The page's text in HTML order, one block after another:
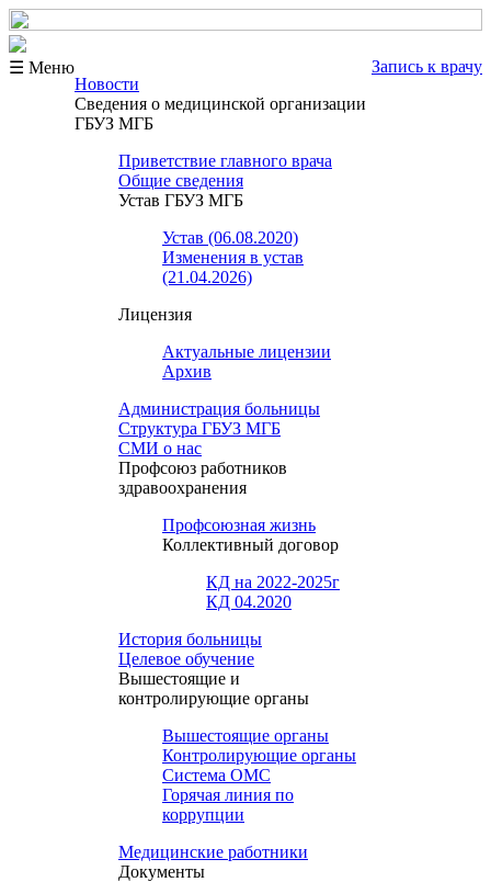
☰ Меню
Запись к врачу
Новости
Сведения о медицинской организации
ГБУЗ МГБ
Приветствие главного врача
Общие сведения
Устав ГБУЗ МГБ
Устав (06.08.2020)
Изменения в устав
(21.04.2026)
Лицензия
Актуальные лицензии
Архив
Администрация больницы
Структура ГБУЗ МГБ
СМИ о нас
Профсоюз работников
здравоохранения
Профсоюзная жизнь
Коллективный договор
КД на 2022-2025г
КД 04.2020
История больницы
Целевое обучение
Вышестоящие и
контролирующие органы
Вышестоящие органы
Контролирующие органы
Система ОМС
Горячая линия по
коррупции
Медицинские работники
Документы